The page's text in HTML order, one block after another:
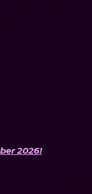
2026!